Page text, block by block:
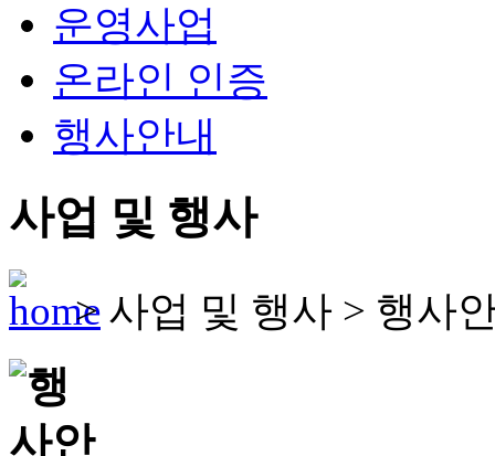
운영사업
온라인 인증
행사안내
사업 및 행사
>사업 및 행사 > 행사